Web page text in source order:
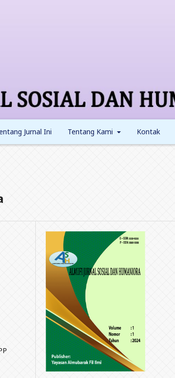
Jurnal Ini Tentang Kami Kontak